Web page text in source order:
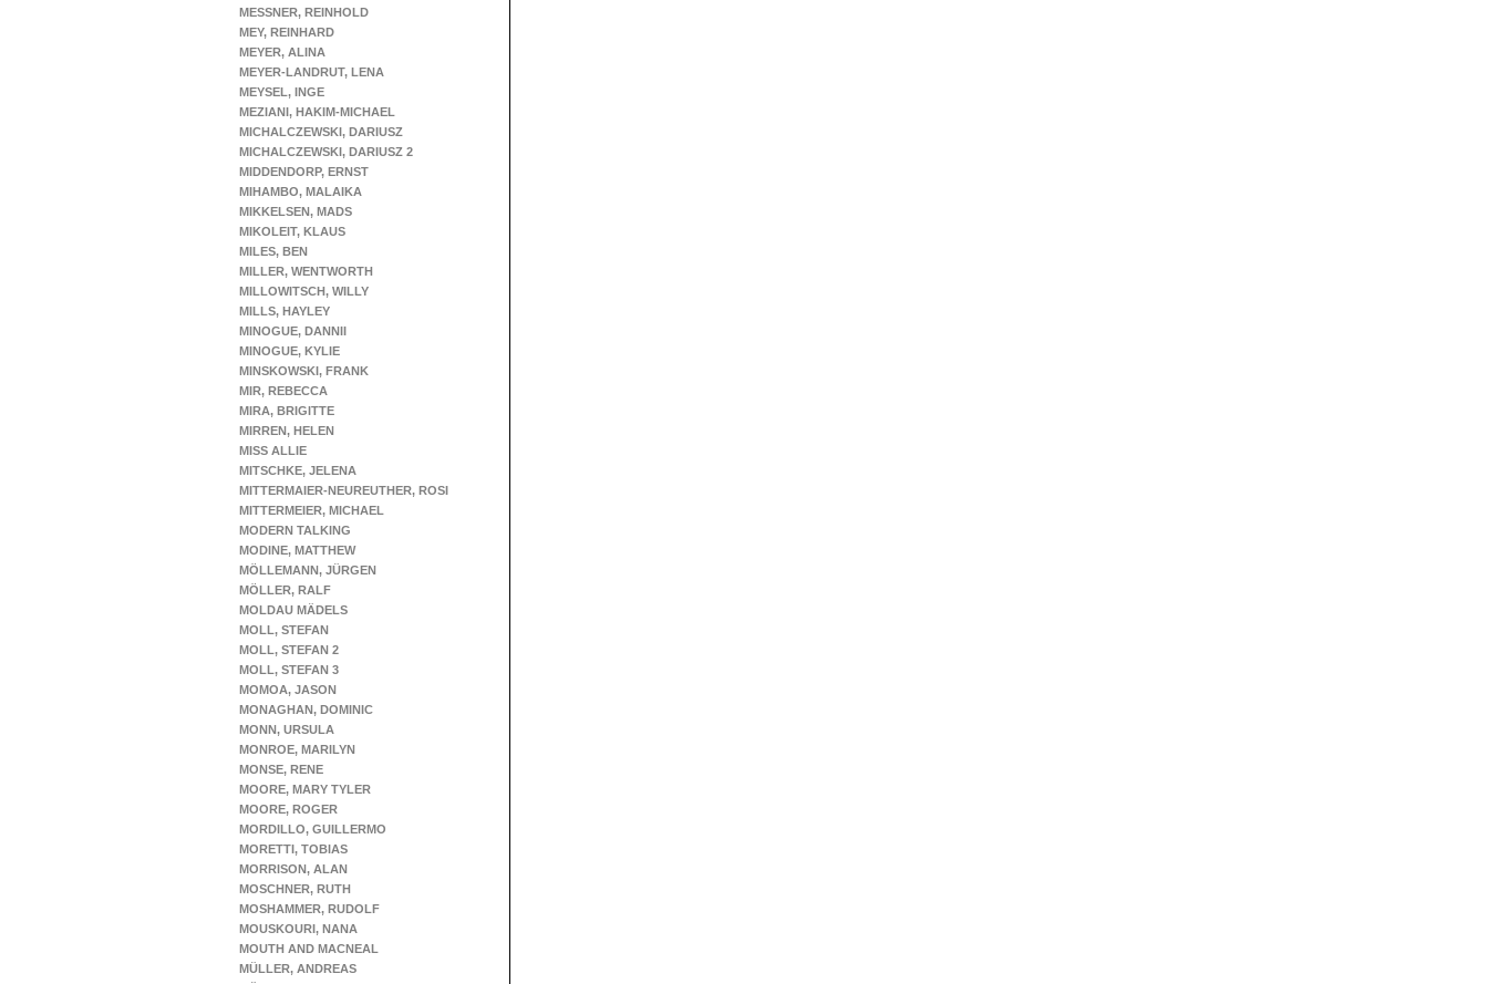
MESSNER, REINHOLD
MEY, REINHARD
MEYER, ALINA
MEYER-LANDRUT, LENA
MEYSEL, INGE
MEZIANI, HAKIM-MICHAEL
MICHALCZEWSKI, DARIUSZ
MICHALCZEWSKI, DARIUSZ 2
MIDDENDORP, ERNST
MIHAMBO, MALAIKA
MIKKELSEN, MADS
MIKOLEIT, KLAUS
MILES, BEN
MILLER, WENTWORTH
MILLOWITSCH, WILLY
MILLS, HAYLEY
MINOGUE, DANNII
MINOGUE, KYLIE
MINSKOWSKI, FRANK
MIR, REBECCA
MIRA, BRIGITTE
MIRREN, HELEN
MISS ALLIE
MITSCHKE, JELENA
MITTERMAIER-NEUREUTHER, ROSI
MITTERMEIER, MICHAEL
MODERN TALKING
MODINE, MATTHEW
MÖLLEMANN, JÜRGEN
MÖLLER, RALF
MOLDAU MÄDELS
MOLL, STEFAN
MOLL, STEFAN 2
MOLL, STEFAN 3
MOMOA, JASON
MONAGHAN, DOMINIC
MONN, URSULA
MONROE, MARILYN
MONSE, RENE
MOORE, MARY TYLER
MOORE, ROGER
MORDILLO, GUILLERMO
MORETTI, TOBIAS
MORRISON, ALAN
MOSCHNER, RUTH
MOSHAMMER, RUDOLF
MOUSKOURI, NANA
MOUTH AND MACNEAL
MÜLLER, ANDREAS